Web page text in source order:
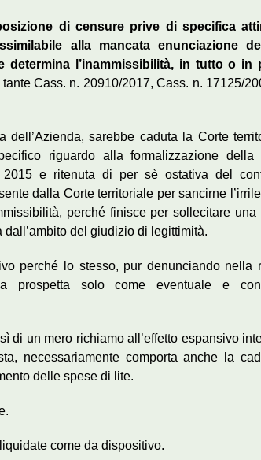
di censure prive di specifica
alla mancata enunciazione
determina l’inammissibilità, in tutto o in
tante Cass. n. 20910/2017, Cass. n. 17125/
sarebbe caduta la Corte
riguardo alla formalizzazione della
e ritenuta di per sè ostativa del
dalla Corte territoriale per sancirne
perché finisce per sollecitare una
del giudizio di legittimità.
perché lo stesso, pur denunciando nella
prospetta solo come eventuale e
di un mero richiamo all’effetto espansivo
necessariamente comporta anche la
delle spese di lite.
come da dispositivo.